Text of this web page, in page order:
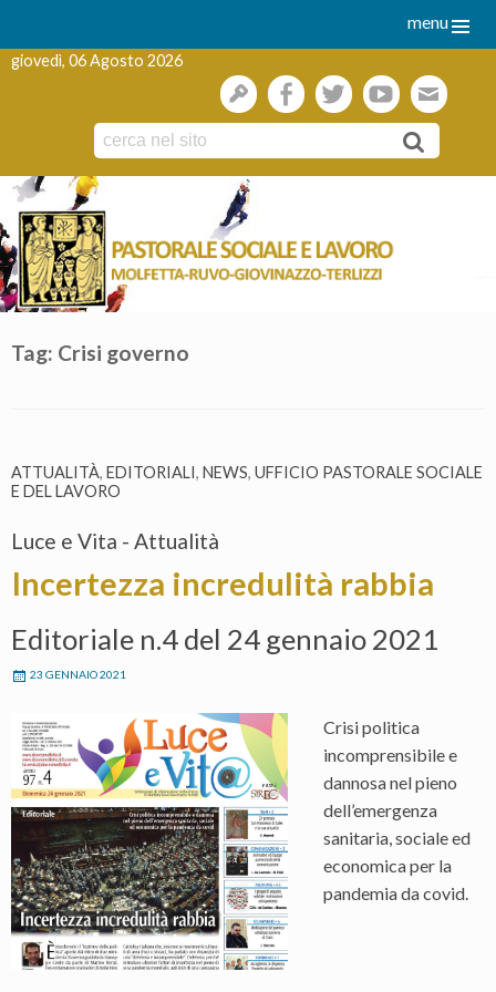
menu
giovedì, 06 Agosto 2026
gestionefacebooktwitteryoutube
Tag: Crisi governo
ATTUALITÀ, EDITORIALI, NEWS, UFFICIO PASTORALE SOCIALE
E DEL LAVORO
Luce e Vita - Attualità
Incertezza incredulità rabbia
Editoriale n.4 del 24 gennaio 2021
23 GENNAIO 2021
Crisi politica
incomprensibile e
dannosa nel pieno
dell’emergenza
sanitaria, sociale ed
economica per la
pandemia da covid.